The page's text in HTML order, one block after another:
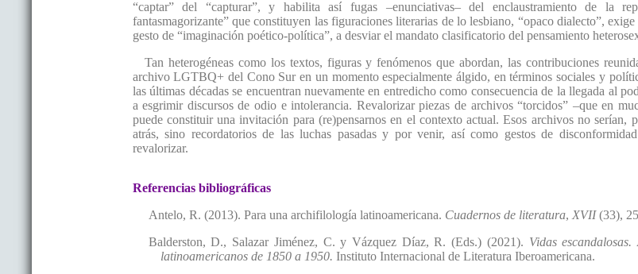
“captar” del “capturar”, y habilita así fugas –enunciativas– del enclaustramiento de la
fantasmagorizante” que constituyen las figuraciones literarias de lo lesbiano, “opaco dialecto”,
gesto de “imaginación poético-política”, a desviar el mandato clasificatorio del pensamiento
Tan heterogéneas como los textos, figuras y fenómenos que abordan, las contribuciones
archivo LGTBQ+ del Cono Sur en un momento especialmente álgido, en términos sociales y
las últimas décadas se encuentran nuevamente en entredicho como consecuencia de la llegada al
a esgrimir discursos de odio e intolerancia. Revalorizar piezas de archivos “torcidos” –que en
puede constituir una invitación para (re)pensarnos en el contexto actual. Esos archivos no serían,
atrás, sino recordatorios de las luchas pasadas y por venir, así como gestos de
revalorizar.
Referencias bibliográficas
Antelo, R. (2013). Para una archifilología latinoamericana. Cuadernos de literatura, XVII(33),
Balderston, D., Salazar Jiménez, C. y Vázquez Díaz, R. (Eds.) (2021). Vidas
latinoamericanos de 1850 a 1950. Instituto Internacional de Literatura Iberoamericana.